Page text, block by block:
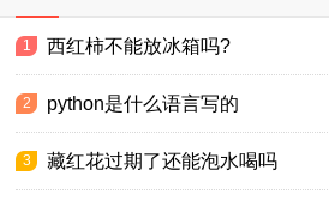
1 西红柿不能放冰箱吗?
2 python是什么语言写的
3 藏红花过期了还能泡水喝吗